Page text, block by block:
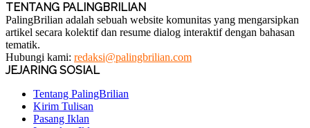
TENTANG PALINGBRILIAN
PalingBrilian adalah sebuah website komunitas yang mengarsipkan
artikel secara kolektif dan resume dialog interaktif dengan bahasan
tematik.
Hubungi kami: redaksi@palingbrilian.com
JEJARING SOSIAL
Tentang PalingBrilian
Kirim Tulisan
Pasang Iklan